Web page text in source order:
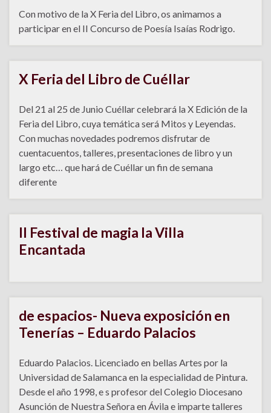
Con motivo de la X Feria del Libro, os animamos a
participar en el II Concurso de Poesía Isaías Rodrigo.
X Feria del Libro de Cuéllar
Del 21 al 25 de Junio Cuéllar celebrará la X Edición de la
Feria del Libro, cuya temática será Mitos y Leyendas.
Con muchas novedades podremos disfrutar de
cuentacuentos, talleres, presentaciones de libro y un
largo etc… que hará de Cuéllar un fin de semana
diferente
II Festival de magia la Villa
Encantada
de espacios- Nueva exposición en
Tenerías – Eduardo Palacios
Eduardo Palacios. Licenciado en bellas Artes por la
Universidad de Salamanca en la especialidad de Pintura.
Desde el año 1998, e s profesor del Colegio Diocesano
Asunción de Nuestra Señora en Ávila e imparte talleres